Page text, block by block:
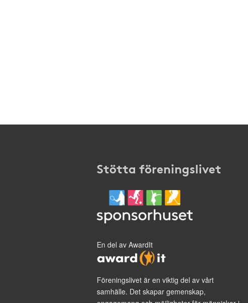
Stötta föreningslivet
En del av AwardIt
Föreningslivet är en viktig del av vårt
samhälle. Det skapar gemenskap,